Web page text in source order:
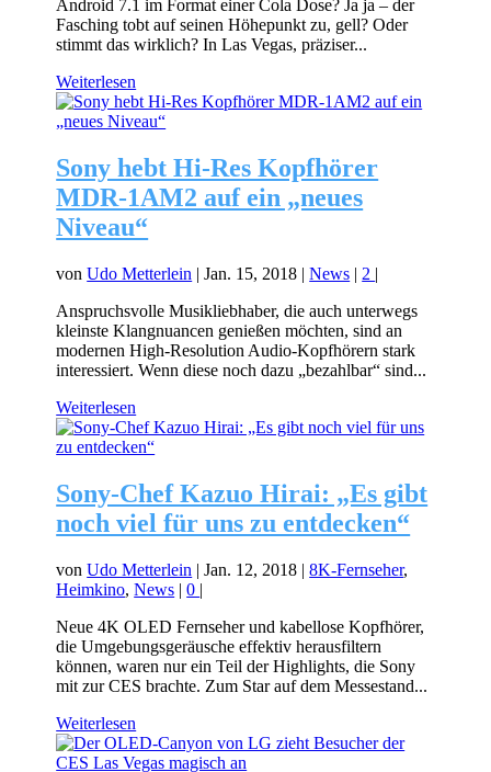
Android 7.1 im Format einer Cola Dose? Ja ja – der
Fasching tobt auf seinen Höhepunkt zu, gell? Oder
stimmt das wirklich? In Las Vegas, präziser...
Weiterlesen
Sony hebt Hi-Res Kopfhörer
MDR-1AM2 auf ein „neues
Niveau“
vonUdo Metterlein |Jan. 15, 2018 |News | 2 |
Anspruchsvolle Musikliebhaber, die auch unterwegs
kleinste Klangnuancen genießen möchten, sind an
modernen High-Resolution Audio-Kopfhörern stark
interessiert. Wenn diese noch dazu „bezahlbar“ sind...
Weiterlesen
Sony-Chef Kazuo Hirai: „Es gibt
noch viel für uns zu entdecken“
vonUdo Metterlein |Jan. 12, 2018 |8K-Fernseher,
Heimkino,News |0 |
Neue 4K OLED Fernseher und kabellose Kopfhörer,
die Umgebungsgeräusche effektiv herausfiltern
können, waren nur ein Teil der Highlights, die Sony
mit zur CES brachte. Zum Star auf dem Messestand...
Weiterlesen